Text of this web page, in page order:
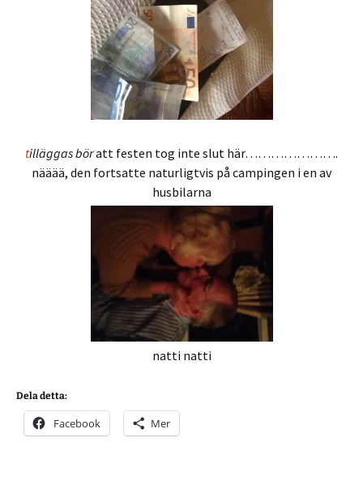
tilläggas böratt festen tog inte slut här………………….
nääää, den fortsatte naturligtvis på campingen i en av
husbilarna
natti natti
Dela detta:
Facebook Mer